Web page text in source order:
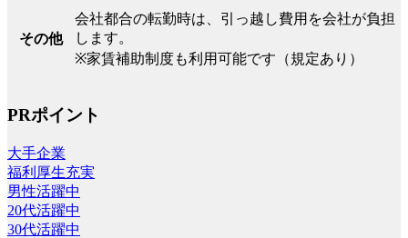
その他
会社都合の転勤時は、引っ越し費用を会社が負担
します。
※家賃補助制度も利用可能です（規定あり）
PRポイント
大手企業
福利厚生充実
男性活躍中
20代活躍中
30代活躍中